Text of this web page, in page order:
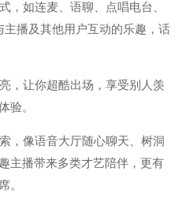
，如连麦、语聊、点唱电台、
播及其他用户互动的乐趣，话
，让你超酷出场，享受别人羡
验。
，像语音大厅随心聊天、树洞
主播带来多类才艺陪伴，更有
。